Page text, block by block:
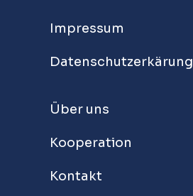
Impressum
Datenschutzerkärung
Über uns
Kooperation
Kontakt